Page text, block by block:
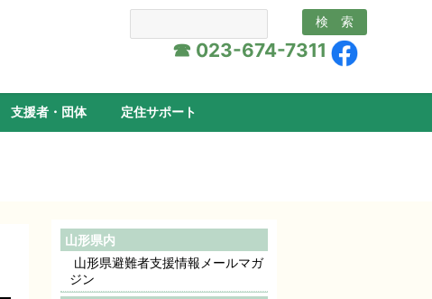
☎ 023-674-7311
支援者・団体 定住サポート
山形県内
山形県避難者支援情報メールマガ
ジン